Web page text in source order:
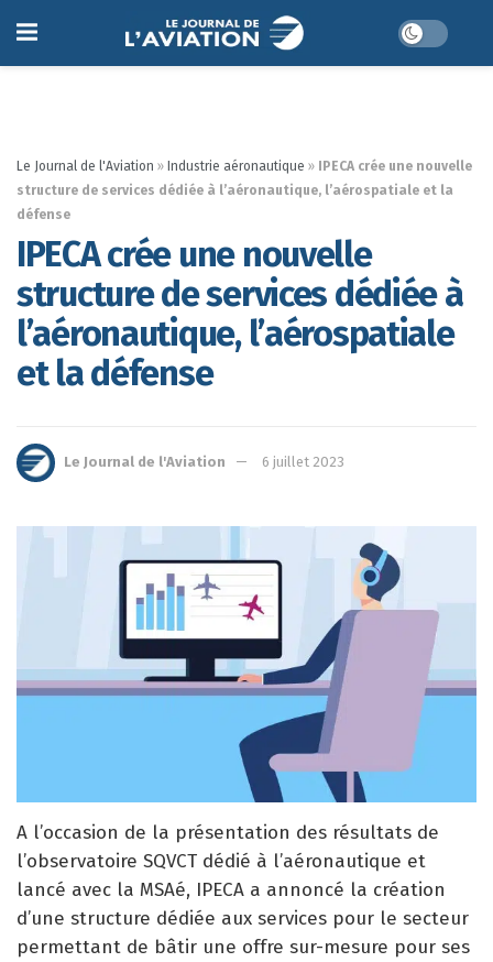
Le Journal de l'Aviation » Industrie aéronautique »
IPECA crée une nouvelle
structure de services dédiée à l’aéronautique, l’aérospatiale et la
défense
IPECA crée une nouvelle
structure de services dédiée à
l’aéronautique, l’aérospatiale
et la défense
Le Journal de l'Aviation 6 juillet 2023
A l’occasion de la présentation des résultats de
l’observatoire SQVCT dédié à l’aéronautique et
lancé avec la MSAé, IPECA a annoncé la création
d’une structure dédiée aux services pour le secteur
permettant de bâtir une offre sur-mesure pour ses